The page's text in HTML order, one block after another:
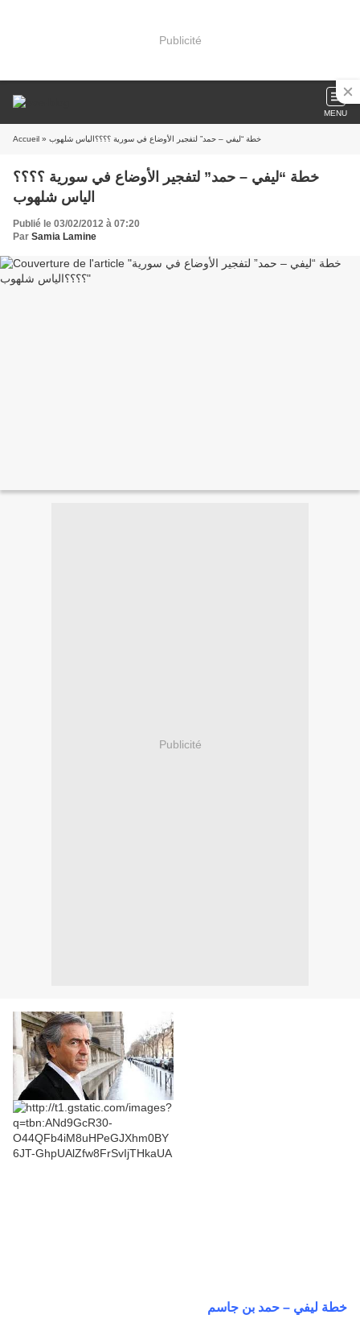
Publicité
MENU
Accueil » خطة “ليفي – حمد” لتفجير الأوضاع في سورية ؟؟؟؟الياس شلهوب
خطة “ليفي – حمد” لتفجير الأوضاع في سورية ؟؟؟؟
الياس شلهوب
Publié le 03/02/2012 à 07:20
Par Samia Lamine
Publicité
خطة ليفي – حمد بن جاسم